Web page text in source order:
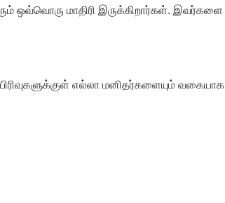
ஒவ்வொரு மாதிரி இருக்கிறார்கள். இவர்களை
எல்லா மனிதர்களையும் வகையாக